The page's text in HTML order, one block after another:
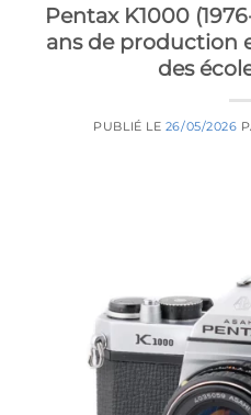
Pentax K1000
ans de production
des
PUBLIÉ LE 26/05/2026